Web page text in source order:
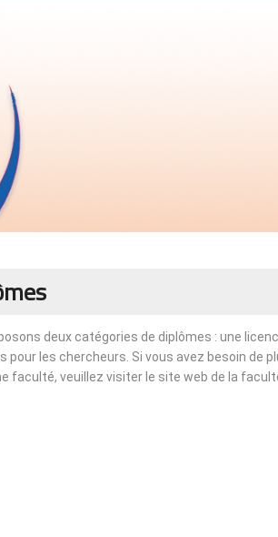
deux catégories de diplômes : une
les chercheurs. Si vous avez besoin de
faculté, veuillez visiter le site web de la